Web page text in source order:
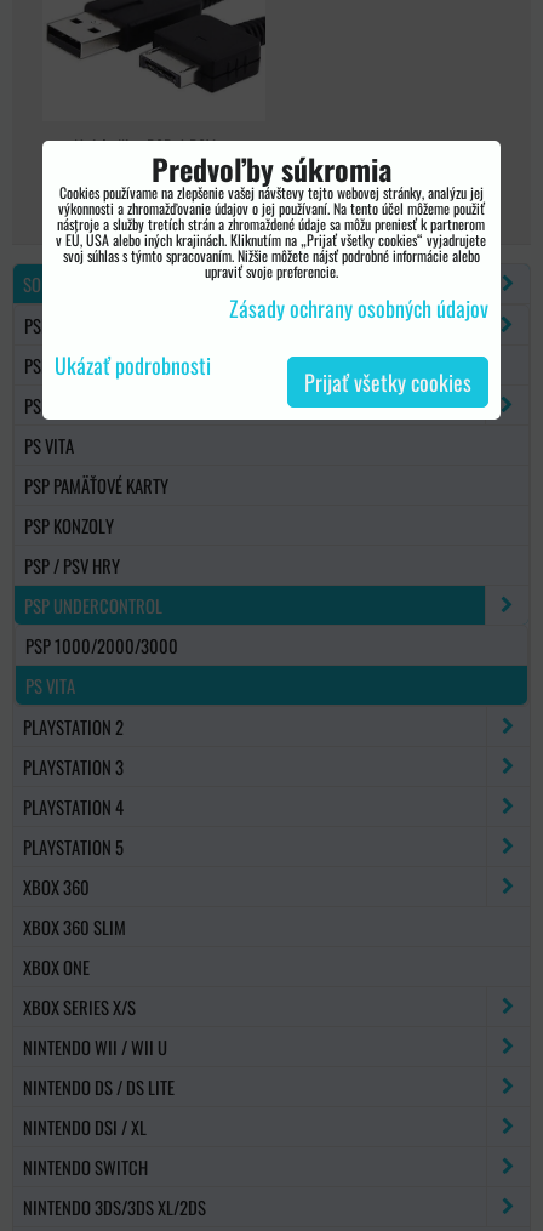
Nabíjačka PSP / PSVita
1000
SONY PSP
PSP 1000/2000/3000
PSP GO
PSP NÁHRADNÉ DIELY
PS VITA
PSP PAMÄŤOVÉ KARTY
PSP KONZOLY
PSP / PSV HRY
PSP UNDERCONTROL
PSP 1000/2000/3000
PS VITA
PLAYSTATION 2
PLAYSTATION 3
PLAYSTATION 4
PLAYSTATION 5
XBOX 360
XBOX 360 SLIM
XBOX ONE
XBOX SERIES X/S
NINTENDO WII / WII U
NINTENDO DS / DS LITE
NINTENDO DSI / XL
NINTENDO SWITCH
NINTENDO 3DS/3DS XL/2DS
Predvoľby súkromia
Cookies používame na zlepšenie vašej návštevy tejto webovej stránky, analýzu jej
výkonnosti a zhromažďovanie údajov o jej používaní. Na tento účel môžeme použiť
nástroje a služby tretích strán a zhromaždené údaje sa môžu preniesť k partnerom
v EÚ, USA alebo iných krajinách. Kliknutím na „Prijať všetky cookies“ vyjadrujete
svoj súhlas s týmto spracovaním. Nižšie môžete nájsť podrobné informácie alebo
upraviť svoje preferencie.
Zásady ochrany osobných údajov
Ukázať podrobnosti
Prijať všetky cookies